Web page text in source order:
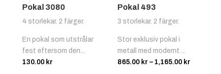
Pokal 3080
4 storlekar. 2 färger.
En pokal som utstrålar
fest eftersom den...
130.00 kr
Pokal 493
3 storlekar. 2 färger.
Stor exklusiv pokal i
metall med modernt ...
865.00 kr – 1,165.00 kr